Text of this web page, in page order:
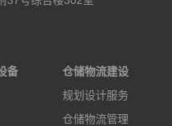
备
仓储物流建设
规划设计服务
仓储物流管理